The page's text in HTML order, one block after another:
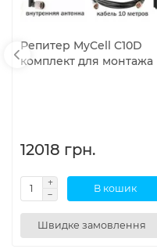
Репитер MyCell C10D
комплект для монтажа
12018 грн.
В кошик
Швидке замовлення